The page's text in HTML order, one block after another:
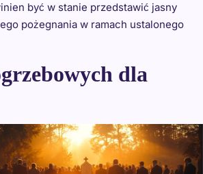
być w stanie przedstawić jasny
pożegnania w ramach ustalonego
dla